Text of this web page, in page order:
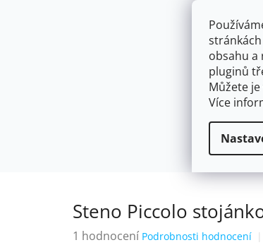
obsahu a
pluginů
Můžete
Více
NÁSTĚNNÉ 150/100MM
Steno
Steno Piccolo
Průměrné
1 hodnocení Podrobnosti hodnocení